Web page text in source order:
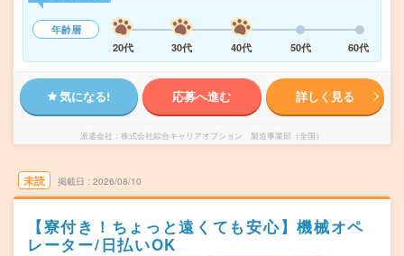
年齢層
20代
30代 40代 50代 60代
気になる! 応募へ進む 詳しく見る
派遣会社 株式会社綜合キャリアオプション 製造事業部（全国）
未読 掲載日 2026/08/10
【寮付き！ちょっと遠くても安心】機械オペ
レーター/日払いOK